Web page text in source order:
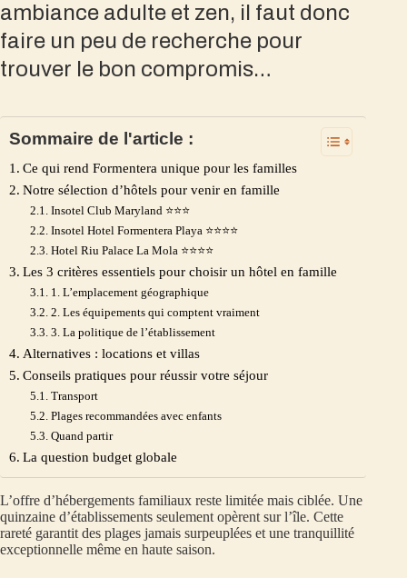
ambiance adulte et zen, il faut donc
faire un peu de recherche pour
trouver le bon compromis…
Sommaire de l'article :
Ce qui rend Formentera unique pour les familles
Notre sélection d’hôtels pour venir en famille
Insotel Club Maryland ⭐⭐⭐
Insotel Hotel Formentera Playa ⭐⭐⭐⭐
Hotel Riu Palace La Mola ⭐⭐⭐⭐
Les 3 critères essentiels pour choisir un hôtel en famille
1. L’emplacement géographique
2. Les équipements qui comptent vraiment
3. La politique de l’établissement
Alternatives : locations et villas
Conseils pratiques pour réussir votre séjour
Transport
Plages recommandées avec enfants
Quand partir
La question budget globale
L’offre d’hébergements familiaux reste limitée mais ciblée. Une
quinzaine d’établissements seulement opèrent sur l’île. Cette
rareté garantit des plages jamais surpeuplées et une tranquillité
exceptionnelle même en haute saison.